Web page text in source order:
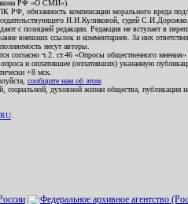
РФ «О СМИ»).
РФ, обязанность компенсации морального вреда
И.И.Куликовой, судей
с позицией редакции. Редакция не вступает в
внешних ссылок и комментариев. За них
несут авторы.
согласно ч.2. ст.46 «Опросы общественного
и оплатившее (оплативших) указанную
+8 мск.
сообщите нам об этом
социальной, духовной жизни общества,